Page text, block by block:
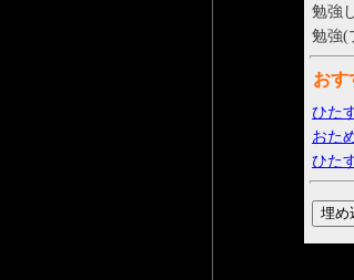
勉強
勉強(
おす
ひた
おた
ひた